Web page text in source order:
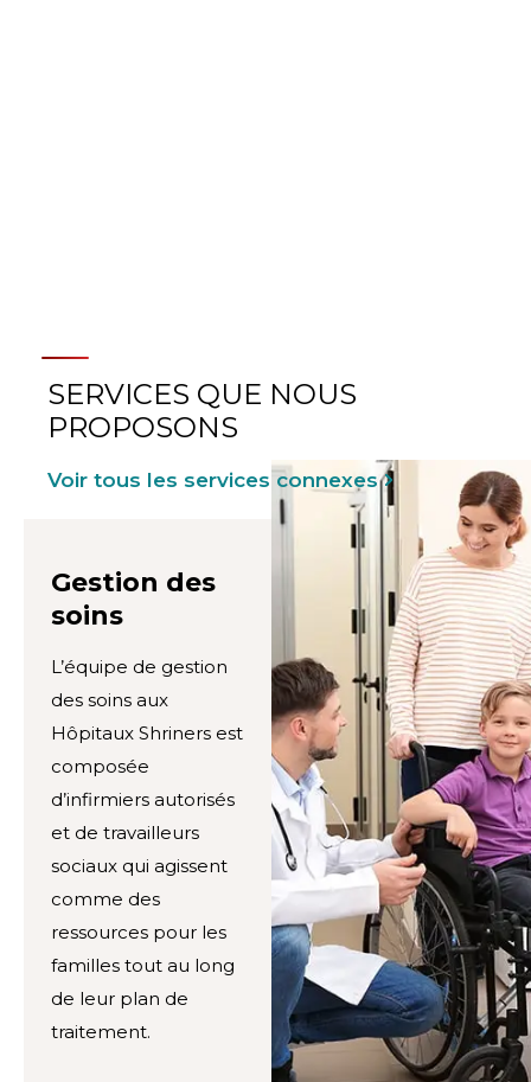
SERVICES QUE NOUS
PROPOSONS
Voir tous les services connexes
Gestion des
soins
L’équipe de gestion
des soins aux
Hôpitaux Shriners est
composée
d’infirmiers autorisés
et de travailleurs
sociaux qui agissent
comme des
ressources pour les
familles tout au long
de leur plan de
traitement.